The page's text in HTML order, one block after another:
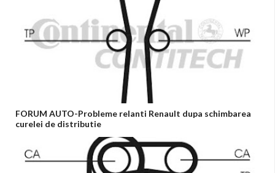
FORUM AUTO-Probleme relanti Renault dupa schimbarea
curelei de distributie